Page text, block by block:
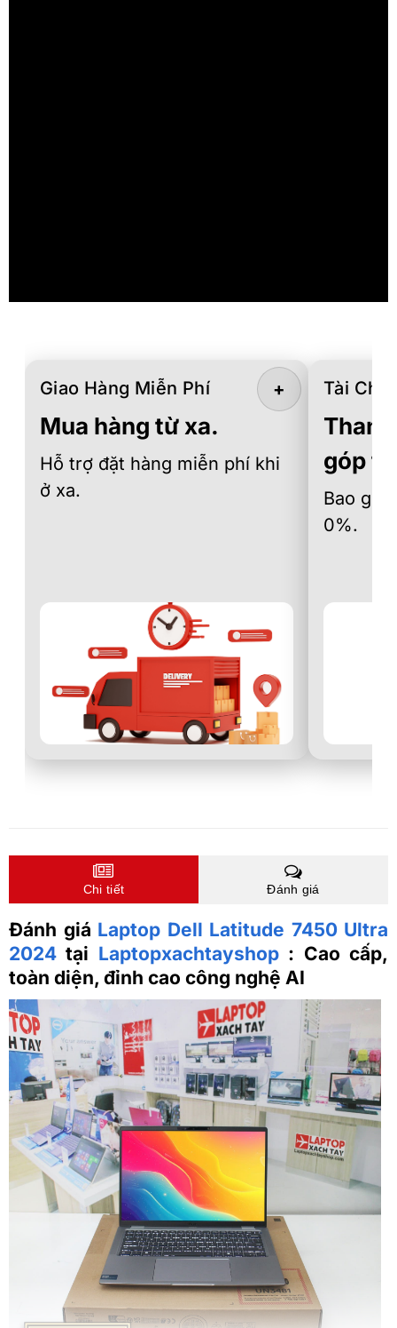
Giao Hàng Miễn Phí
Mua hàng từ xa.
Hỗ trợ đặt hàng miễn phí khi
ở xa.
+ Tài
góp
Bao
0%.
Chi tiết Đánh giá
Đánh giá Laptop Dell Latitude 7450 Ultra
2024 tại Laptopxachtayshop: Cao cấp,
toàn diện, đỉnh cao công nghệ AI